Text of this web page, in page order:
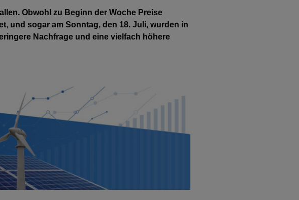
Obwohl zu Beginn der Woche Preise
und sogar am Sonntag, den 18. Juli, wurden in
Nachfrage und eine vielfach höhere